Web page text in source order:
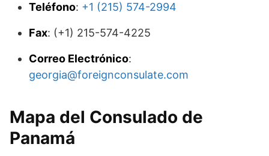
Teléfono: +1 (215) 574-2994
Fax: (+1) 215-574-4225
Correo Electrónico:
georgia@foreignconsulate.com
Mapa del Consulado de
Panamá